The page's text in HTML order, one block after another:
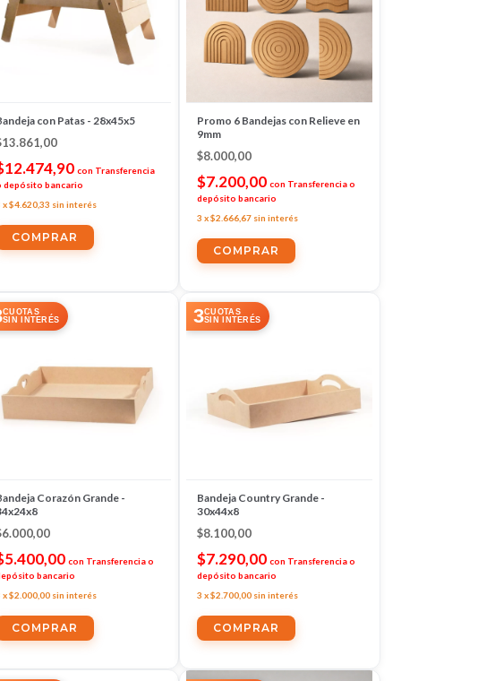
con Patas - 28x45x5
con Transferencia
depósito bancario
x$4.620,33 sin interés
Promo 6 Bandejas con Relieve en
9mm
$8.000,00
$7.200,00 con Transferencia o
depósito bancario
3 x$2.666,67 sin interés
CUOTAS
SIN INTERÉS
Corazón Grande -
con Transferencia o
bancario
x$2.000,00 sin interés
3CUOTAS
SIN INTERÉS
Bandeja Country Grande -
30x44x8
$8.100,00
$7.290,00 con Transferencia o
depósito bancario
3 x$2.700,00 sin interés